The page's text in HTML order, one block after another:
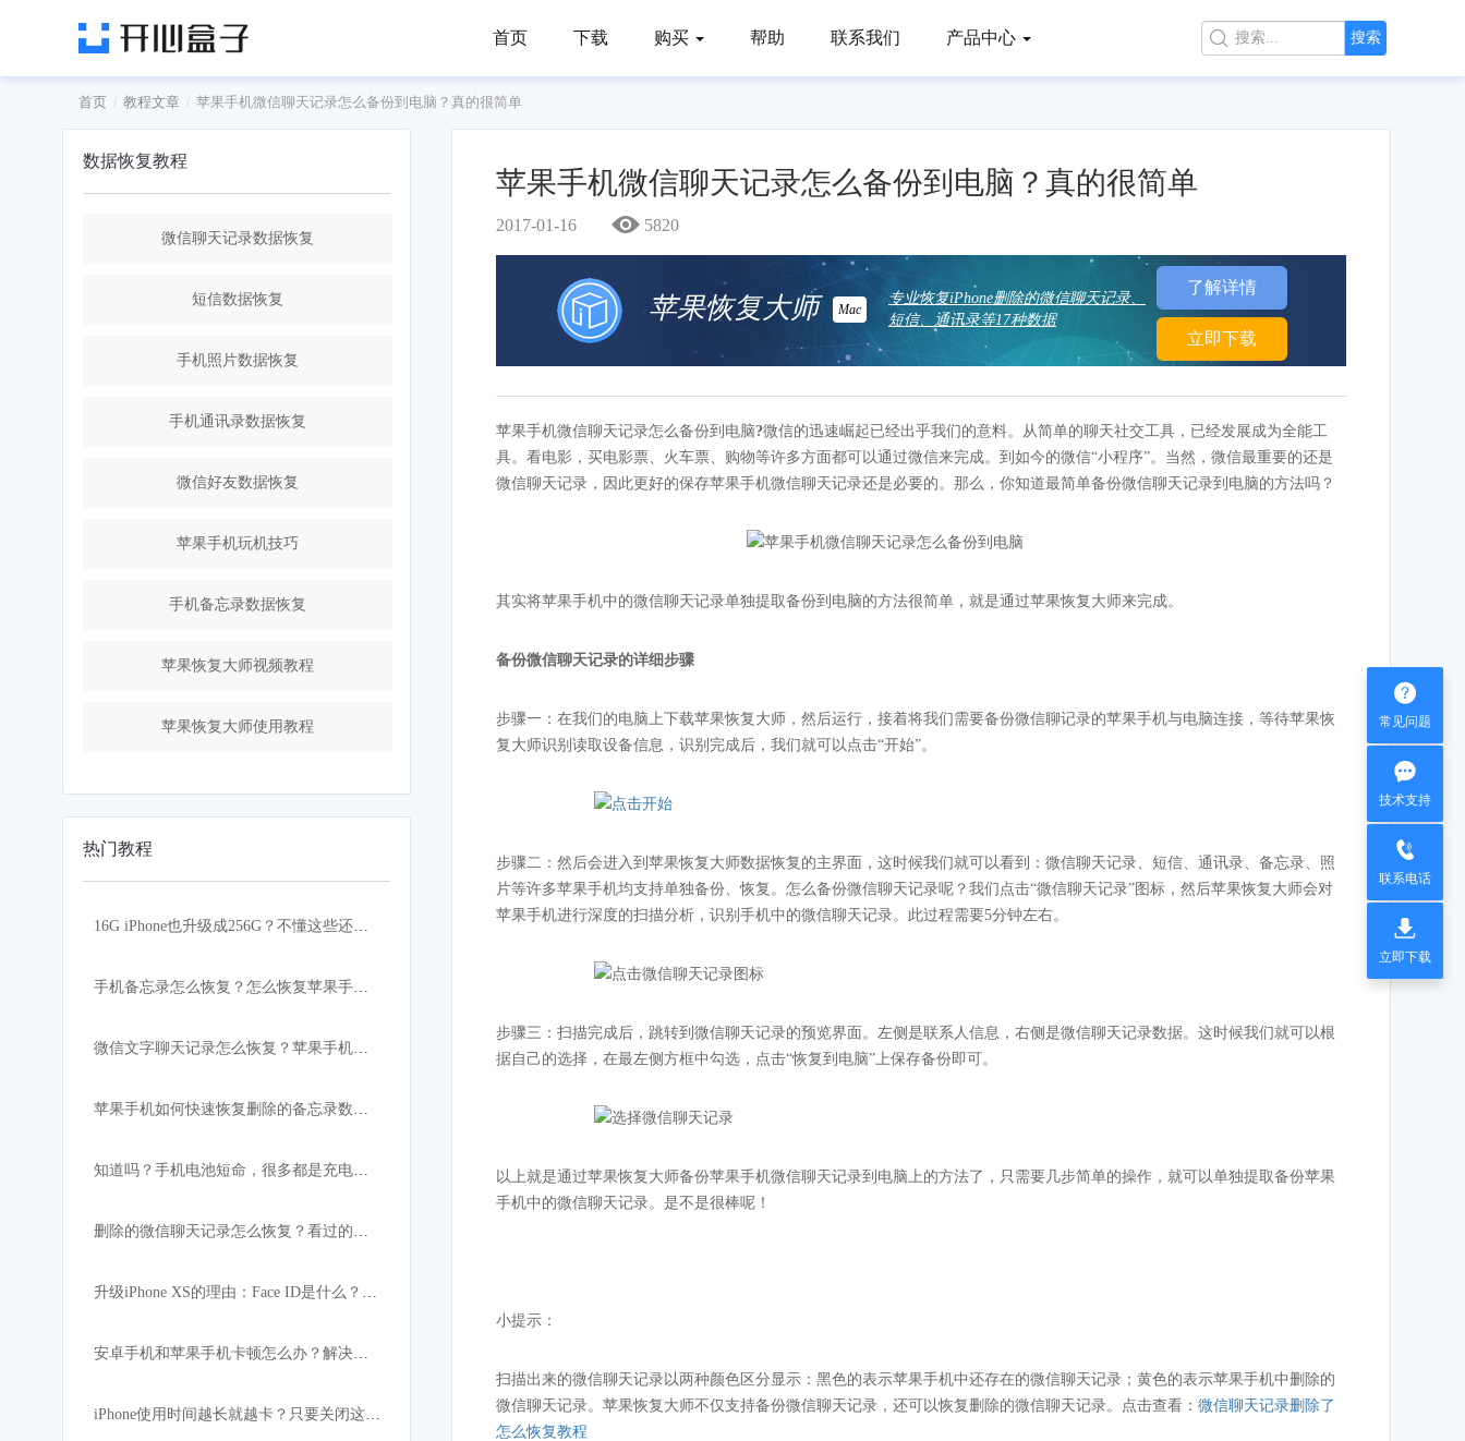
 搜索
首页 下载 购买 帮助 联系我们 产品中心
首页 教程文章 苹果手机微信聊天记录怎么备份到电脑？真的很简单
数据恢复教程
微信聊天记录数据恢复
短信数据恢复
手机照片数据恢复
手机通讯录数据恢复
微信好友数据恢复
苹果手机玩机技巧
手机备忘录数据恢复
苹果恢复大师视频教程
苹果恢复大师使用教程
热门教程
16G iPhone也升级成256G？不懂这些还真的不行！
手机备忘录怎么恢复？怎么恢复苹果手机突然消失的备忘录内容
微信文字聊天记录怎么恢复？苹果手机微信数据恢复教程
苹果手机如何快速恢复删除的备忘录数据:iPhone必备
知道吗？手机电池短命，很多都是充电宝惹的祸！
删除的微信聊天记录怎么恢复？看过的都找回了
升级iPhone XS的理由：Face ID是什么？解锁速度比上代快
安卓手机和苹果手机卡顿怎么办？解决手机卡顿小妙招
iPhone使用时间越长就越卡？只要关闭这设置，手机立马如获重生
苹果手机微信聊天记录怎么备份到电脑？真的很简单
2017-01-16 5820
苹果恢复大师 Mac
专业恢复iPhone删除的微信聊天记录、
短信、通讯录等17种数据
了解详情
立即下载
苹果手机微信聊天记录怎么备份到电脑?微信的迅速崛起已经出乎我们的意料。从简单的聊天社交工具，已经发展成为全能工
具。看电影，买电影票、火车票、购物等许多方面都可以通过微信来完成。到如今的微信“小程序”。当然，微信最重要的还是
微信聊天记录，因此更好的保存苹果手机微信聊天记录还是必要的。那么，你知道最简单备份微信聊天记录到电脑的方法吗？
其实将苹果手机中的微信聊天记录单独提取备份到电脑的方法很简单，就是通过苹果恢复大师来完成。
备份微信聊天记录的详细步骤
步骤一：在我们的电脑上下载苹果恢复大师，然后运行，接着将我们需要备份微信聊记录的苹果手机与电脑连接，等待苹果恢
复大师识别读取设备信息，识别完成后，我们就可以点击“开始”。
步骤二：然后会进入到苹果恢复大师数据恢复的主界面，这时候我们就可以看到：微信聊天记录、短信、通讯录、备忘录、照
片等许多苹果手机均支持单独备份、恢复。怎么备份微信聊天记录呢？我们点击“微信聊天记录”图标，然后苹果恢复大师会对
苹果手机进行深度的扫描分析，识别手机中的微信聊天记录。此过程需要5分钟左右。
步骤三：扫描完成后，跳转到微信聊天记录的预览界面。左侧是联系人信息，右侧是微信聊天记录数据。这时候我们就可以根
据自己的选择，在最左侧方框中勾选，点击“恢复到电脑”上保存备份即可。
以上就是通过苹果恢复大师备份苹果手机微信聊天记录到电脑上的方法了，只需要几步简单的操作，就可以单独提取备份苹果
手机中的微信聊天记录。是不是很棒呢！
小提示：
扫描出来的微信聊天记录以两种颜色区分显示：黑色的表示苹果手机中还存在的微信聊天记录；黄色的表示苹果手机中删除的
微信聊天记录。苹果恢复大师不仅支持备份微信聊天记录，还可以恢复删除的微信聊天记录。点击查看： 微信聊天记录删除了
怎么恢复教程

常见问题

技术支持

联系电话

立即下载